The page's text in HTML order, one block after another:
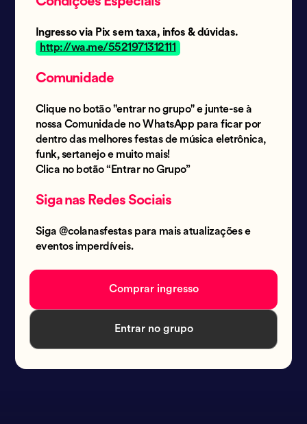
Ingresso via Pix sem taxa, infos & dúvidas.
http://wa.me/5521971312111
Comunidade
Clique no botão "entrar no grupo" e junte-se à
nossa Comunidade no WhatsApp para ficar por
dentro das melhores festas de música eletrônica,
funk, sertanejo e muito mais!
Clica no botão “Entrar no Grupo”
Siga nas Redes Sociais
Siga @colanasfestas para mais atualizações e
eventos imperdíveis.
Comprar ingresso
Entrar no grupo